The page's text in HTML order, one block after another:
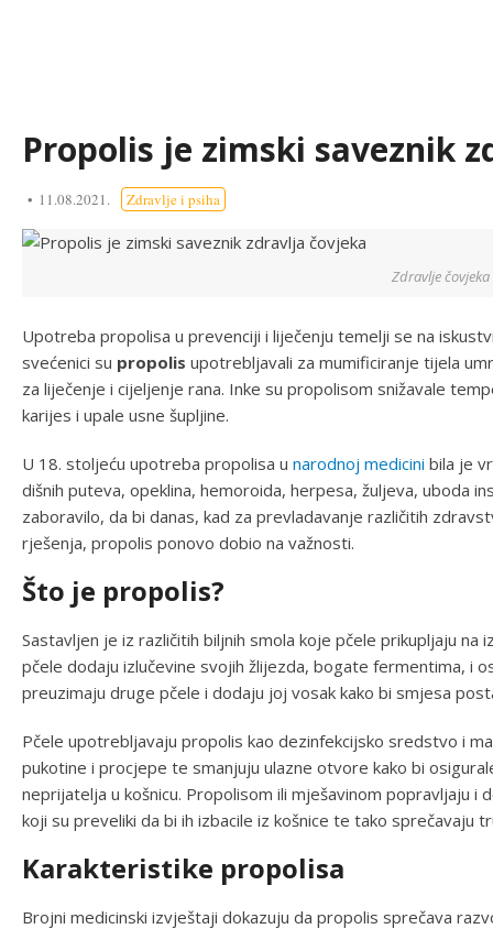
Propolis je zimski saveznik
11.08.2021. Zdravlje i psiha
Zdravlje čovjeka
Upotreba propolisa u prevenciji i liječenju temelji se na
svećenici su propolis upotrebljavali za mumificiranje tijela
za liječenje i cijeljenje rana. Inke su propolisom snižavale
karijes i upale usne šupljine.
U 18. stoljeću upotreba propolisa u narodnoj medicini bila je
dišnih puteva, opeklina, hemoroida, herpesa, žuljeva, uboda
zaboravilo, da bi danas, kad za prevladavanje različitih
rješenja, propolis ponovo dobio na važnosti.
Što je propolis?
Sastavljen je iz različitih biljnih smola koje pčele prikupljaju na
pčele dodaju izlučevine svojih žlijezda, bogate fermentima, i
preuzimaju druge pčele i dodaju joj vosak kako bi smjesa
Pčele upotrebljavaju propolis kao dezinfekcijsko sredstvo i
pukotine i procjepe te smanjuju ulazne otvore kako bi
neprijatelja u košnicu. Propolisom ili mješavinom popravljaju i
koji su preveliki da bi ih izbacile iz košnice te tako sprečavaju
Karakteristike propolisa
Brojni medicinski izvještaji dokazuju da propolis sprečava